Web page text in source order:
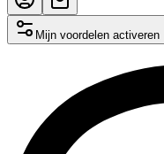
Mijn voordelen activeren